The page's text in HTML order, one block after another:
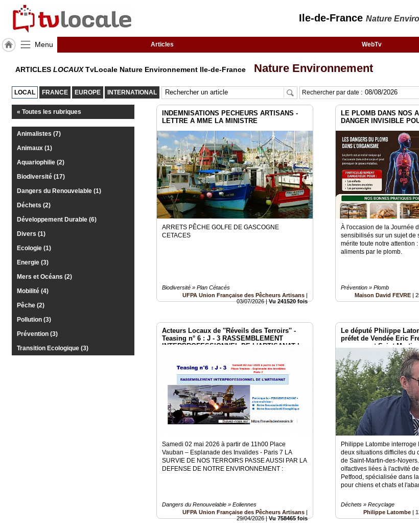
Ile-de-France Nature
Menu Articles WebTv
ACCUEIL
France
TvLocale
France
RUBRIQUES
Agenda
Gazette
Médias
groupe
Prémium
Inscription
annuaire
ARTICLES LOCAUXTvLocale Nature Environnement Ile-de-France Nature Environnement
LOCAL FRANCE EUROPE INTERNATIONAL Rechercher par date :
« Toutes les rubriques
Animalistes (7)
Animaux (1)
Aquariophilie (2)
Biodiversité (17)
Dangers du Renouvelable (1)
Déchets (2)
Développement Durable (6)
Divers (1)
Ecologie (1)
Energie (3)
Mers et Océans (2)
Mobilité (4)
Pêche (2)
Pollution (3)
Prévention (3)
Transition Ecologique (3)
INDEMNISATIONS PECHEURS ARTISANS -
LETTRE A MME LA MINISTRE
ARRETS PÊCHE GOLFE DE GASCOGNE
CETACES
Biodiversité » Plan Cétacés
UFPA Union Française des Pêcheurs Artisans |
03/07/2026|Vu 241520 fois
LE PLOMB DANS NOS
DANGER INVISIBLE
À l'occasion de la Journée
sensibilisés sur un sujet de
mérite toute notre attention
aliments par le plomb.
Prévention » Plomb
Maison David FEVRE |
Acteurs Locaux de ''Réveils des Terroirs'' -
Teasing n° 6 : J - 3 RASSEMBLEMENT
INTERPROFESSIONNEL DE L'ARTISANAT le
Samedi 02 mai 2026 à partir de 11h00 Place
Vauban – Esplanade des Invalides - Paris 7 LA
SURVIE DE NOS TERROIRS PASSE AUSSI PAR LA
DEFENSE DE NOTRE ENVIRONNEMENT :
Dangers du Renouvelable » Eoliennes
UFPA Union Française des Pêcheurs Artisans |
29/04/2026|Vu 758465 fois
Le député Philippe
préfet de Vendée Eric
concernant Saint-Martin-
Philippe Latombe interroge
deux situations difficiles du
de Saint-Martin-des-
olfactives liées à l'activité
Petfood, spécialisée dans
pour chiens et chats et
Déchets » Recyclage
Philippe Latombe |